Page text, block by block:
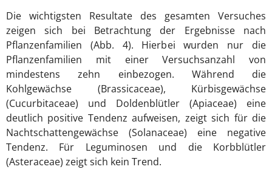
Die wichtigsten Resultate des gesamten Versuches
zeigen sich bei Betrachtung der Ergebnisse nach
Pflanzenfamilien (Abb. 4). Hierbei wurden nur die
Pflanzenfamilien mit einer Versuchsanzahl von
mindestens zehn einbezogen. Während die
Kohlgewächse (Brassicaceae), Kürbisgewächse
(Cucurbitaceae) und Doldenblütler (Apiaceae) eine
deutlich positive Tendenz aufweisen, zeigt sich für die
Nachtschattengewächse (Solanaceae) eine negative
Tendenz. Für Leguminosen und die Korbblütler
(Asteraceae) zeigt sich kein Trend.